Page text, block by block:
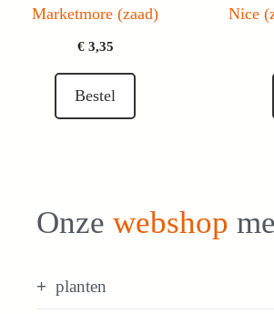
Marketmore (zaad)
€3,35
Bestel
Nice
Onze webshop
planten